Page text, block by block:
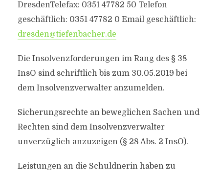
DresdenTelefax: 0351 47782 50 Telefon
geschäftlich: 0351 47782 0 Email geschäftlich:
dresden@tiefenbacher.de
Die Insolvenzforderungen im Rang des § 38
InsO sind schriftlich bis zum 30.05.2019 bei
dem Insolvenzverwalter anzumelden.
Sicherungsrechte an beweglichen Sachen und
Rechten sind dem Insolvenzverwalter
unverzüglich anzuzeigen (§ 28 Abs. 2 InsO).
Leistungen an die Schuldnerin haben zu